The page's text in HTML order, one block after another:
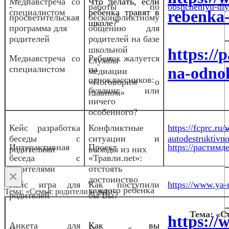
специалистом
ребенка травят в
школе?
Медиавстреча со
специалистом
Ребенок жалуется
на
одноклассников:
буллинг или
ничего
особенного?
https://
na-
Интерактивная
беседа с
родителями
Проект
«Травли.net»:
отстоять
достоинство
каждого ребенка
https://
Анкета для
Как вы
https://
-
просветительская
программа для
родителей
работы по
бесконфликтному
общению для
родителей на базе
школьной
службы
медиации
«Поговорим о
главном»
obshcheniyu-
Кейс разработка
беседы с
родителями
Конфликтные
ситуации и
выходы из них
https://fcprc.ru/
Кейс игра для
родителей
Как поступили
бы Вы?
https://www.ya-
×
Тема: «Семья: родители и дети»
Тема: